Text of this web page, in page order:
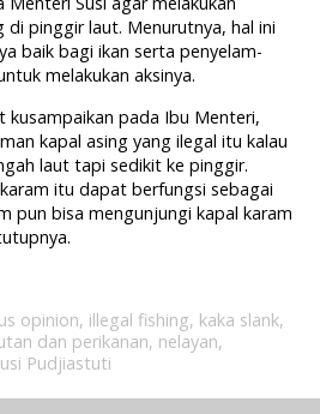
di pinggir laut. Menurutnya, hal ini
baik bagi ikan serta penyelam-
melakukan aksinya.
kusampaikan pada Ibu Menteri,
kapal asing yang ilegal itu kalau
laut tapi sedikit ke pinggir.
itu dapat berfungsi sebagai
pun bisa mengunjungi kapal karam
opinion, illegal fishing, kaka slank,
dan perikanan, nelayan,
Pudjiastuti